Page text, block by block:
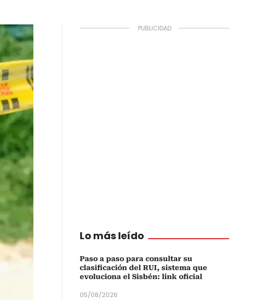
Lo más leído
Paso a paso para consultar su
clasificación del RUI, sistema que
evoluciona el Sisbén: link oficial
05/08/2026